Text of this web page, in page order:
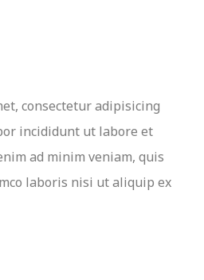
consectetur adipisicing
incididunt ut labore et
ad minim veniam, quis
laboris nisi ut aliquip ex